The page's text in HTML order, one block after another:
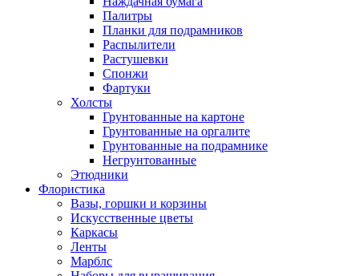
Палитры
Планки для подрамников
Распылители
Растушевки
Спонжи
Фартуки
Холсты
Грунтованные на картоне
Грунтованные на оргалите
Грунтованные на подрамнике
Негрунтованные
Этюдники
Флористика
Вазы, горшки и корзины
Искусственные цветы
Каркасы
Ленты
Марблс